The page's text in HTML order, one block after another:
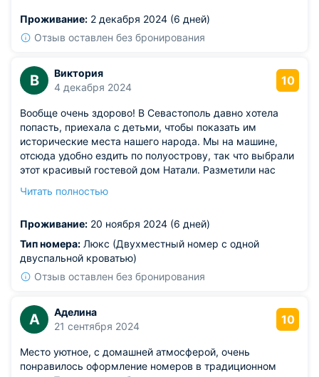
Проживание: 2 декабря 2024 (6 дней)
Отзыв оставлен без бронирования
В
Виктория
4 декабря 2024
10
Вообще очень здорово! В Севастополь давно хотела
попасть, приехала с детьми, чтобы показать им
исторические места нашего народа. Мы на машине,
отсюда удобно ездить по полуострову, так что выбрали
этот красивый гостевой дом Натали. Разметили нас
Отличные люди работают, кстати. Могу смело
Читать полностью
Проживание: 20 ноября 2024 (6 дней)
Тип номера: Люкс (Двухместный номер с одной
двуспальной кроватью)
Отзыв оставлен без бронирования
А
Аделина
21 сентября 2024
10
Место уютное, с домашней атмосферой, очень
понравилось оформление номеров в традиционном